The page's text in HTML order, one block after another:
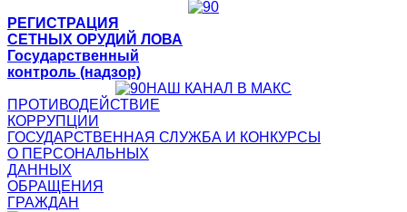
РЕГИСТРАЦИЯ
СЕТНЫХ ОРУДИЙ ЛОВА
Государственный
контроль (надзор)
НАШ КАНАЛ В МАКС
ПРОТИВОДЕЙСТВИЕ
КОРРУПЦИИ
ГОСУДАРСТВЕННАЯ СЛУЖБА И КОНКУРСЫ
О ПЕРСОНАЛЬНЫХ
ДАННЫХ
ОБРАЩЕНИЯ
ГРАЖДАН